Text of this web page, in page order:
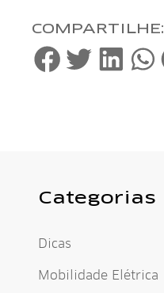
COMPARTILHE:
Categorias
Dicas
Mobilidade Elétrica